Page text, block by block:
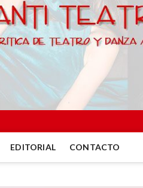
EDITORIAL CONTACTO